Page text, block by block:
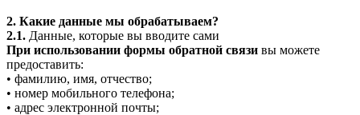
2. Какие данные мы обрабатываем?
2.1. Данные, которые вы вводите сами
При использовании формы обратной связи вы можете
предоставить:
• фамилию, имя, отчество;
• номер мобильного телефона;
• адрес электронной почты;